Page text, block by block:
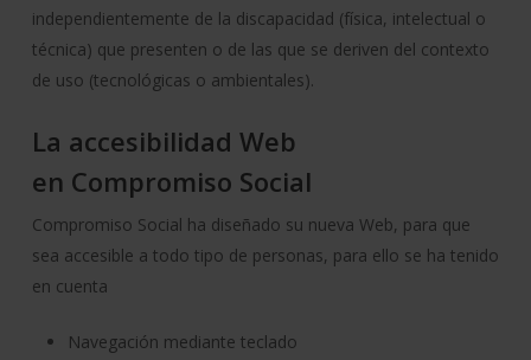
independientemente de la discapacidad (física, intelectual o
técnica) que presenten o de las que se deriven del contexto
de uso (tecnológicas o ambientales).
La accesibilidad Web
en Compromiso Social
Compromiso Social ha diseñado su nueva Web, para que
sea accesible a todo tipo de personas, para ello se ha tenido
en cuenta
Navegación mediante teclado